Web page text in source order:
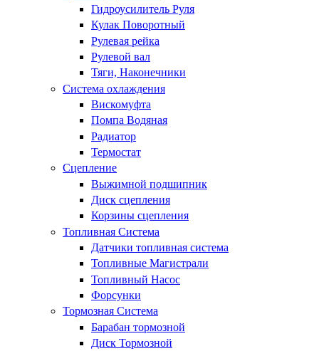
Гидроусилитель Руля
Кулак Поворотный
Рулевая рейка
Рулевой вал
Тяги, Наконечники
Система охлаждения
Вискомуфта
Помпа Водяная
Радиатор
Термостат
Сцепление
Выжимной подшипник
Диск сцепления
Корзины сцепления
Топливная Система
Датчики топливная система
Топливные Магистрали
Топливный Насос
Форсунки
Тормозная Система
Барабан тормозной
Диск Тормозной